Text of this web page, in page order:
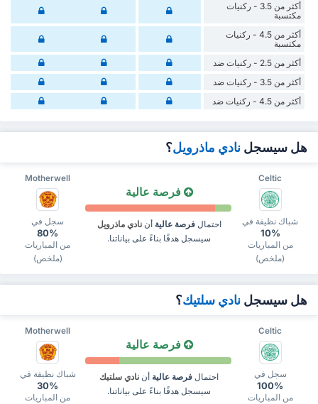
أكثر من 3.5 - ركنيات
مكتسبة
أكثر من 4.5 - ركنيات
مكتسبة
أكثر من 2.5 - ركنيات ضد
أكثر من 3.5 - ركنيات ضد
أكثر من 4.5 - ركنيات ضد
هل سيسجل نادي ماذرويل؟
Motherwell Celtic
سجل في
80%
من المباريات
(ملخص)
فرصة عالية
احتمالفرصة عالية أننادي ماذرويل
سيسجل هدفًا بناءً على بياناتنا.
شباك نظيفة في
10%
من المباريات
(ملخص)
هل سيسجل نادي سلتيك؟
Motherwell Celtic
شباك نظيفة في
30%
من المباريات
فرصة عالية
احتمال فرصة عالية أن نادي سلتيك
سيسجل هدفًا بناءً على بياناتنا.
سجل في
100%
من المباريات